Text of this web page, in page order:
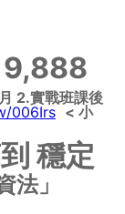
9,888
2.實戰班課後
006Irs < 小
穩定
法」